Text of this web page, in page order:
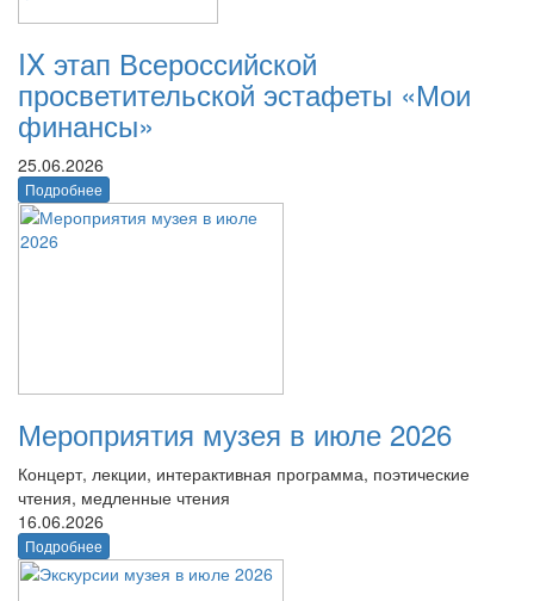
IX этап Всероссийской
просветительской эстафеты «Мои
финансы»
25.06.2026
Подробнее
Мероприятия музея в июле 2026
Концерт, лекции, интерактивная программа, поэтические
чтения, медленные чтения
16.06.2026
Подробнее